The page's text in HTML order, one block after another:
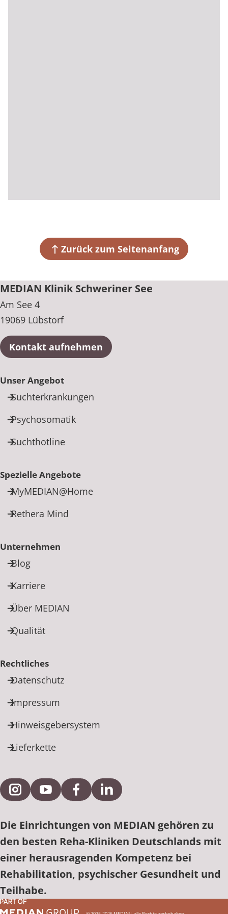
Zurück zum Seitenanfang
MEDIAN Klinik Schweriner See
Am See 4
19069 Lübstorf
Kontakt aufnehmen
Unser Angebot
Suchterkrankungen
Psychosomatik
Suchthotline
Spezielle Angebote
MyMEDIAN@Home
Rethera Mind
Unternehmen
Blog
Karriere
Über MEDIAN
Qualität
Rechtliches
Datenschutz
Impressum
Hinweisgebersystem
Lieferkette
Externe Verlinkung zu Instagram
Externe Verlinkung zu YouTube
Externe Verlinkung zu Facebook
Externe Verlinkung zu
Die Einrichtungen von MEDIAN gehören zu
den besten Reha-Kliniken Deutschlands mit
einer herausragenden Kompetenz bei
Rehabilitation, psychischer Gesundheit und
Teilhabe.